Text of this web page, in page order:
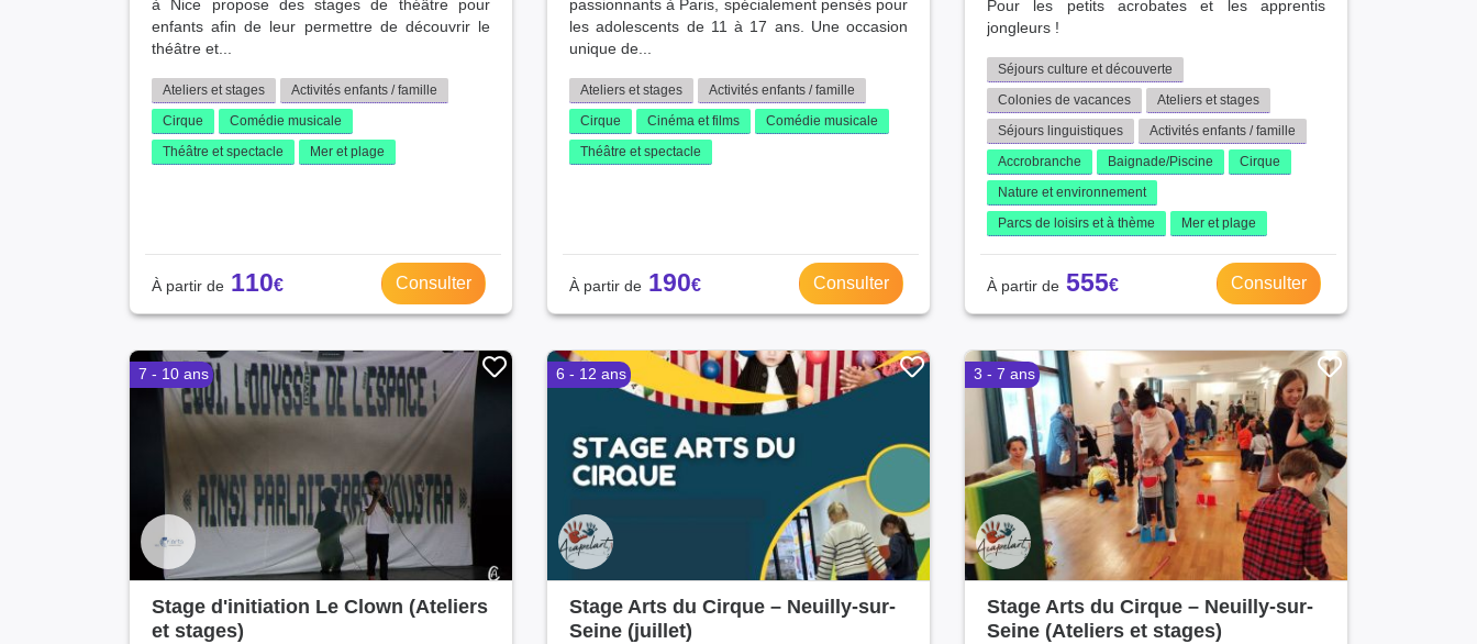
à Nice propose des stages de théâtre pour
enfants afin de leur permettre de découvrir le
théâtre et...
Ateliers et stages
Activités enfants / famille
Cirque
Comédie musicale
Théâtre et spectacle
Mer et plage
110 Consulter
passionnants à Paris, spécialement pensés pour
les adolescents de 11 à 17 ans. Une occasion
unique de...
Ateliers et stages
Activités enfants / famille
Cirque
Cinéma et films
Comédie musicale
Théâtre et spectacle
190 Consulter
Pour les petits acrobates et les apprentis
jongleurs !
Séjours culture et découverte
Colonies de vacances
Ateliers et stages
Séjours linguistiques
Activités enfants / famille
Accrobranche
Baignade/Piscine
Cirque
Nature et environnement
Parcs de loisirs et à thème
Mer et plage
555 Consulter
7 - 10 ans
Stage d'initiation Le Clown (Ateliers
et stages)
6 - 12 ans
Stage Arts du Cirque – Neuilly-sur-
Seine (juillet)
3 - 7 ans
Stage Arts du Cirque – Neuilly-sur-
Seine (Ateliers et stages)